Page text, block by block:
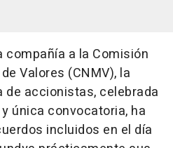
compañía a la Comisión
Valores (CNMV), la
de accionistas, celebrada
única convocatoria, ha
incluidos en el día